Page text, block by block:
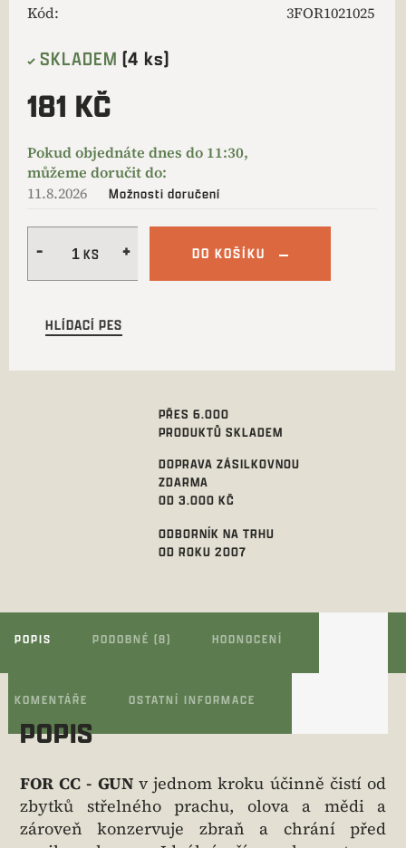
Kód:
3FOR1021025
SKLADEM (4 ks)
181 KČ
11.8.2026 Možnosti doručení
DO KOŠÍKU
HLÍDACÍ PES
PŘES 6.000
PRODUKTŮ SKLADEM
DOPRAVA ZÁSILKOVNOU
ZDARMA
OD 3.000 KČ
ODBORNÍK NA TRHU
OD ROKU 2007
POPIS PODOBNÉ (8) HODNOCENÍ
KOMENTÁŘE OSTATNÍ INFORMACE
POPIS
FOR CC - GUNv jednom kroku účinně čistí od
zbytků střelného prachu, olova a mědi a
zároveň konzervuje zbraň a chrání před